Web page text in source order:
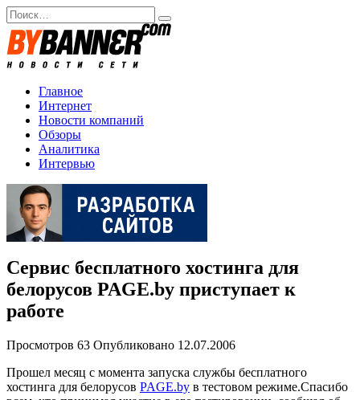
Перейти
к
содержанию
Search
for:
Главное
Интернет
Новости компаний
Обзоры
Аналитика
Интервью
Сервис бесплатного хостинга для
белорусов PAGE.by приступает к
работе
Просмотров 63 Опубликовано 12.07.2006
Прошел месяц с момента запуска службы бесплатного
хостинга для белорусов PAGE.by в тестовом режиме.Спасибо